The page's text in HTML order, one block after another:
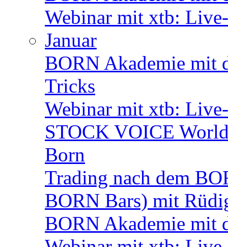
Webinar mit xtb:
Januar
BORN Akademie mit
Tricks
Webinar mit xtb:
STOCK VOICE
Born
Trading nach dem
BORN Bars) mit
BORN Akademie mit